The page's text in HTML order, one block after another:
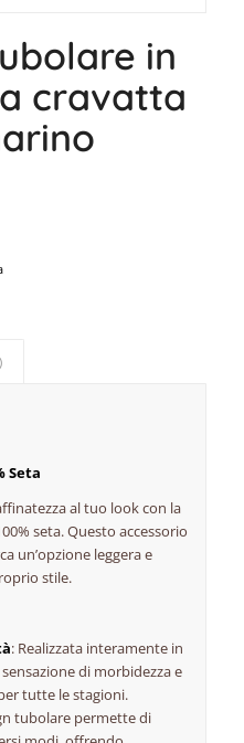
in
cravatta
Seta
al tuo look con la
seta. Questo accessorio
un’opzione leggera e
stile.
: Realizzata interamente in
di morbidezza e
tutte le stagioni.
tubolare permette di